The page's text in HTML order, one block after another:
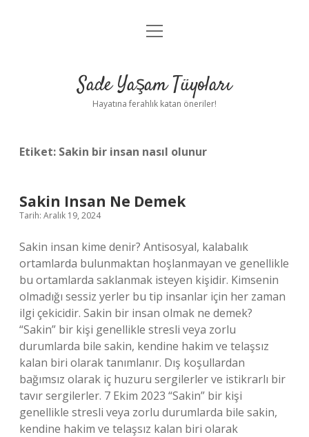
Anasayfa
Yasal Uyarı
menüyü
Sade Yaşam Tüyoları
Hayatına ferahlık katan öneriler!
Etiket: Sakin bir insan nasıl olunur
Sakin Insan Ne Demek
Tarih: Aralık 19, 2024
Sakin insan kime denir? Antisosyal, kalabalık
ortamlarda bulunmaktan hoşlanmayan ve genellikle
bu ortamlarda saklanmak isteyen kişidir. Kimsenin
olmadığı sessiz yerler bu tip insanlar için her zaman
ilgi çekicidir. Sakin bir insan olmak ne demek?
“Sakin” bir kişi genellikle stresli veya zorlu
durumlarda bile sakin, kendine hakim ve telaşsız
kalan biri olarak tanımlanır. Dış koşullardan
bağımsız olarak iç huzuru sergilerler ve istikrarlı bir
tavır sergilerler. 7 Ekim 2023 “Sakin” bir kişi
genellikle stresli veya zorlu durumlarda bile sakin,
kendine hakim ve telaşsız kalan biri olarak